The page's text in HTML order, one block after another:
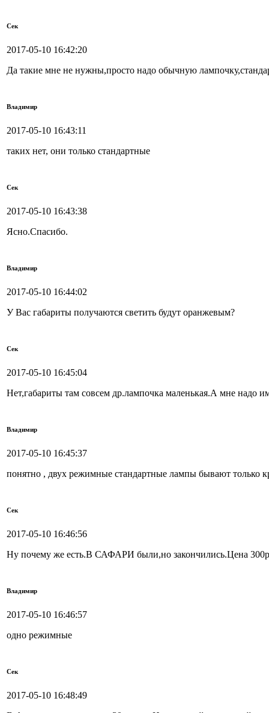
Сек
2017-05-10 16:42:20
Да такие мне не нужны,просто надо обычную
Владимир
2017-05-10 16:43:11
таких нет, они только стандартные
Сек
2017-05-10 16:43:38
Ясно.Спасибо.
Владимир
2017-05-10 16:44:02
У Вас габариты получаются светить будут оранжевым?
Сек
2017-05-10 16:45:04
Нет,габариты там совсем др.лампочка маленькая.А мне надо
Владимир
2017-05-10 16:45:37
понятно , двух режимные стандартные лампы бывают только
Сек
2017-05-10 16:46:56
Ну почему же есть.В САФАРИ были,но закончились.Цена
Владимир
2017-05-10 16:46:57
одно режимные
Сек
2017-05-10 16:48:49